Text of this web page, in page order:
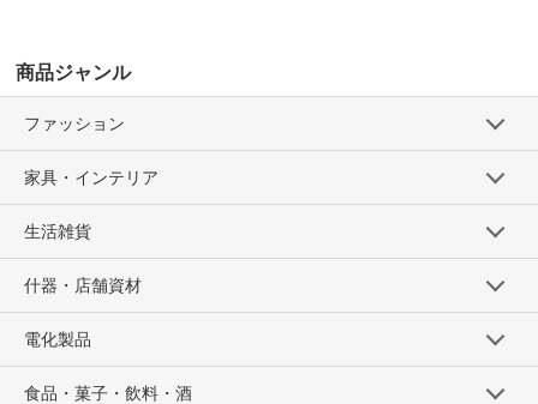
商品ジャンル
ファッション
家具・インテリア
生活雑貨
什器・店舗資材
電化製品
食品・菓子・飲料・酒